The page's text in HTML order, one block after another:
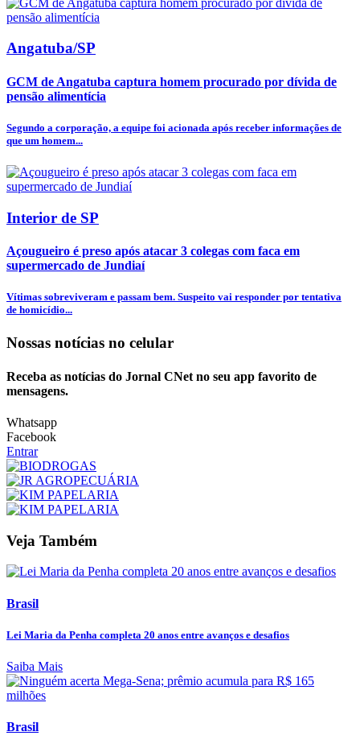
Angatuba/SP
GCM de Angatuba captura homem procurado por dívida de
pensão alimentícia
Segundo a corporação, a equipe foi acionada após receber informações de
que um homem...
Interior de SP
Açougueiro é preso após atacar 3 colegas com faca em
supermercado de Jundiaí
Vítimas sobreviveram e passam bem. Suspeito vai responder por tentativa
de homicídio...
Nossas notícias no celular
Receba as notícias do Jornal CNet no seu app favorito de
mensagens.
Whatsapp
Facebook
Entrar
Veja Também
Brasil
Lei Maria da Penha completa 20 anos entre avanços e desafios
Saiba Mais
Brasil